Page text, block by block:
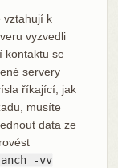
vztahují k
vyzvedli
kontaktu se
servery
říkající, jak
musíte
data ze
-vv